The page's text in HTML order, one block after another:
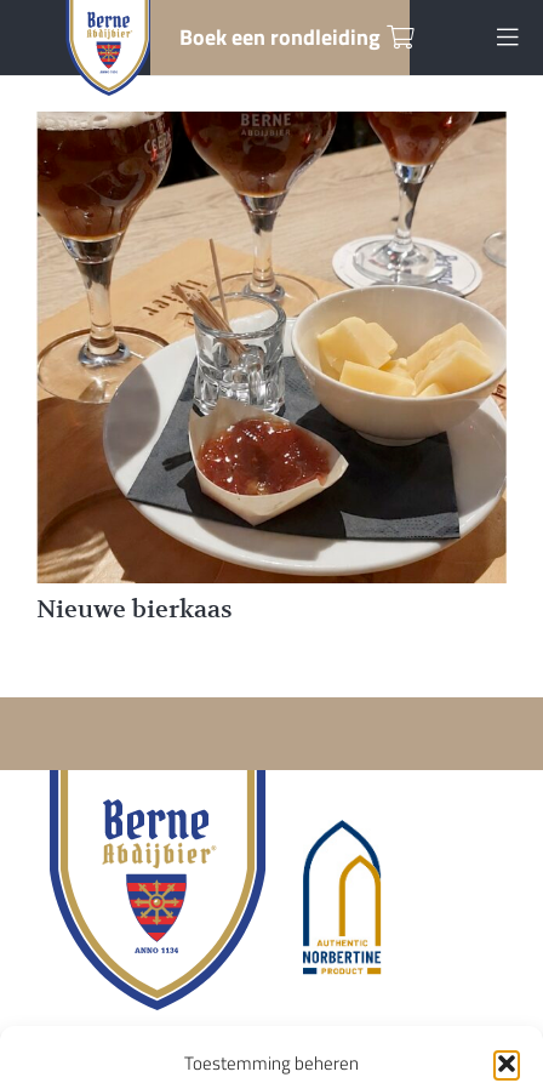
Toestemming beheren
Boek een rondleiding
Nieuwe bierkaas